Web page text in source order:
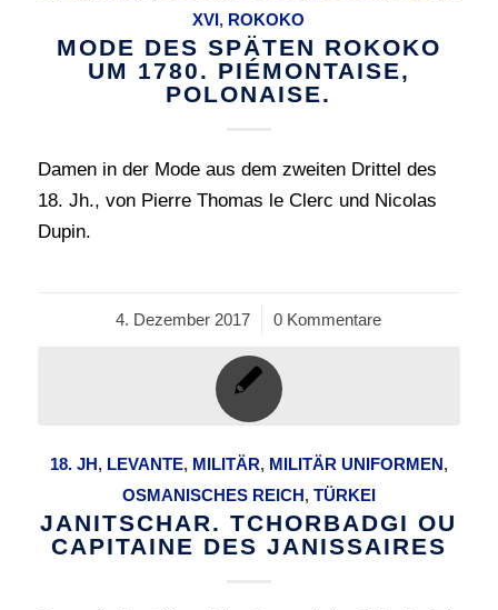
XVI, ROKOKO
MODE DES SPÄTEN ROKOKO
UM 1780. PIÉMONTAISE,
POLONAISE.
Damen in der Mode aus dem zweiten Drittel des
18. Jh., von Pierre Thomas le Clerc und Nicolas
Dupin.
4. Dezember 2017
/ 0 Kommentare
18. JH, LEVANTE, MILITÄR, MILITÄR UNIFORMEN,
OSMANISCHES REICH, TÜRKEI
JANITSCHAR. TCHORBADGI OU
CAPITAINE DES JANISSAIRES